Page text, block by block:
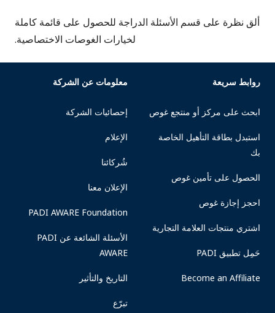
ألق نظرة على قسم الأسئلة الدراجة للحصول على قائمة كاملة
لخيارات الغوصات الاختصاصية.
روابط سريعة
ابحث على مركز أو منتجع غوص
استبدل بطاقة التأهيل الخاصة
بك
الحصول على تأمين غوص
احجز إجازة غوص
اشتري منتجات العلامة التجارية
حَمِل تطبيق PADI
Become an Affiliate
معلومات عن الشركة
إحصائيات الشركة
الإعلام
شُركائنا
الإعلان معنا
PADI AWARE Foundation
الأسئلة الشائعة عن PADI
AWARE
التاريخ والتأثير
تبرّع